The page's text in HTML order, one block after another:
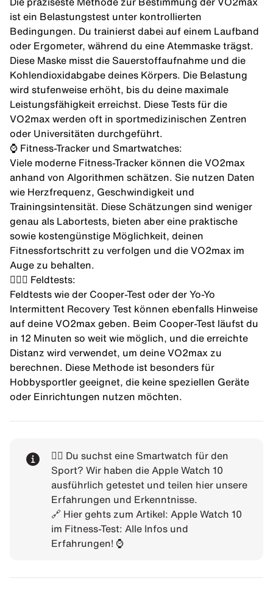
ist ein Belastungstest unter kontrollierten
Bedingungen. Du trainierst dabei auf einem Laufband
oder Ergometer, während du eine Atemmaske trägst.
Diese Maske misst die Sauerstoffaufnahme und die
Kohlendioxidabgabe deines Körpers. Die Belastung
wird stufenweise erhöht, bis du deine maximale
Leistungsfähigkeit erreichst. Diese Tests für die
VO2max werden oft in sportmedizinischen Zentren
oder Universitäten durchgeführt.
⌚️ Fitness-Tracker und Smartwatches:
Viele moderne Fitness-Tracker können die VO2max
anhand von Algorithmen schätzen. Sie nutzen Daten
wie Herzfrequenz, Geschwindigkeit und
Trainingsintensität. Diese Schätzungen sind weniger
genau als Labortests, bieten aber eine praktische
sowie kostengünstige Möglichkeit, deinen
Fitnessfortschritt zu verfolgen und die VO2max im
Auge zu behalten.
🏃🏻‍♂️ Feldtests:
Feldtests wie der Cooper-Test oder der Yo-Yo
Intermittent Recovery Test können ebenfalls Hinweise
auf deine VO2max geben. Beim Cooper-Test läufst du
in 12 Minuten so weit wie möglich, und die erreichte
Distanz wird verwendet, um deine VO2max zu
berechnen. Diese Methode ist besonders für
Hobbysportler geeignet, die keine speziellen Geräte
oder Einrichtungen nutzen möchten.
👉🏻 Du suchst eine Smartwatch für den
Sport? Wir haben die Apple Watch 10
ausführlich getestet und teilen hier unsere
Erfahrungen und Erkenntnisse.
🔗 Hier gehts zum Artikel: Apple Watch 10
im Fitness-Test: Alle Infos und
Erfahrungen! ⌚️